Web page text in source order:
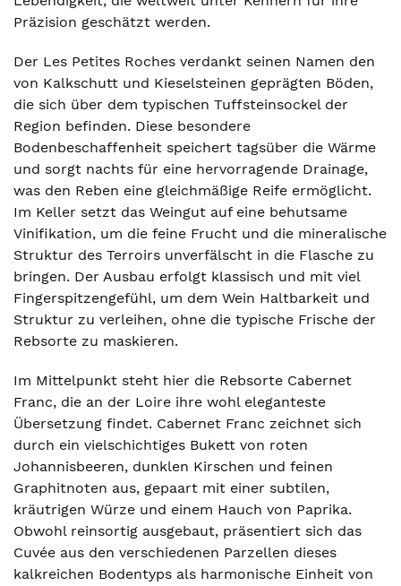
Präzision geschätzt werden.
Der Les Petites Roches verdankt seinen Namen den
von Kalkschutt und Kieselsteinen geprägten Böden,
die sich über dem typischen Tuffsteinsockel der
Region befinden. Diese besondere
Bodenbeschaffenheit speichert tagsüber die Wärme
und sorgt nachts für eine hervorragende Drainage,
was den Reben eine gleichmäßige Reife ermöglicht.
Im Keller setzt das Weingut auf eine behutsame
Vinifikation, um die feine Frucht und die mineralische
Struktur des Terroirs unverfälscht in die Flasche zu
bringen. Der Ausbau erfolgt klassisch und mit viel
Fingerspitzengefühl, um dem Wein Haltbarkeit und
Struktur zu verleihen, ohne die typische Frische der
Rebsorte zu maskieren.
Im Mittelpunkt steht hier die Rebsorte Cabernet
Franc, die an der Loire ihre wohl eleganteste
Übersetzung findet. Cabernet Franc zeichnet sich
durch ein vielschichtiges Bukett von roten
Johannisbeeren, dunklen Kirschen und feinen
Graphitnoten aus, gepaart mit einer subtilen,
kräutrigen Würze und einem Hauch von Paprika.
Obwohl reinsortig ausgebaut, präsentiert sich das
Cuvée aus den verschiedenen Parzellen dieses
kalkreichen Bodentyps als harmonische Einheit von